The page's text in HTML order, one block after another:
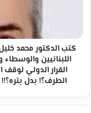
هل
المسؤولين
اللبنانيين
والوسطاء
وغيرهم
وقرأوا
كتب الدكتور محمد
اللبنانيين
القرار الدولي
الطرف؟! بدل